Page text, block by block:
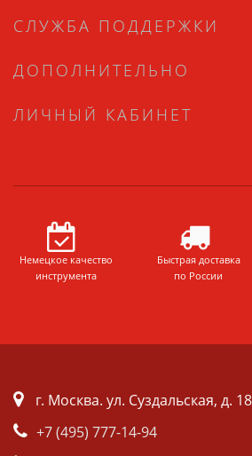
СЛУЖБА ПОДДЕРЖКИ
ДОПОЛНИТЕЛЬНО
ЛИЧНЫЙ КАБИНЕТ
Немецкое качество
инструмента
Быстрая доставка
по России
г. Москва. ул. Суздальская, д.
+7 (495) 777-14-94